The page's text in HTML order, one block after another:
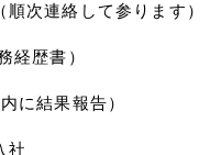
次連絡して参ります）
経歴書）
に結果報告）
社